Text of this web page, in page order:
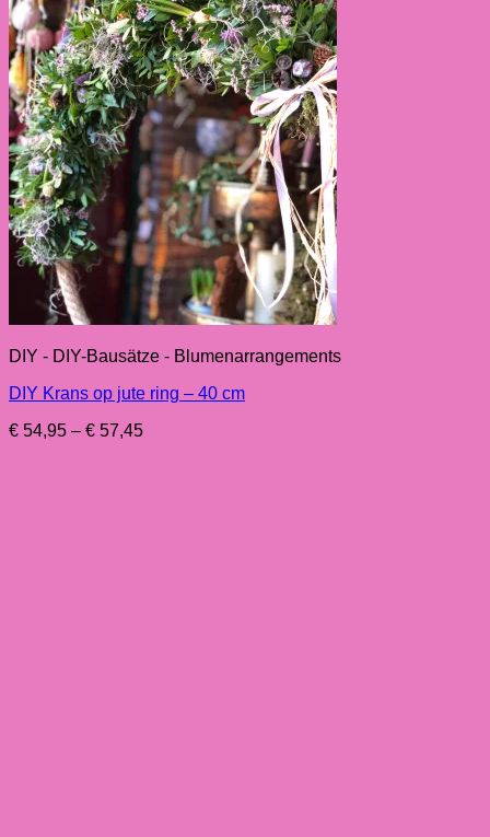
DIY - DIY-Bausätze - Blumenarrangements
DIY Krans op jute ring – 40 cm
€ 54,95 – € 57,45Preisspanne: